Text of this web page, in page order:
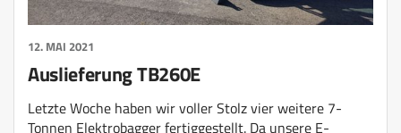
12. MAI 2021
Auslieferung TB260E
Letzte Woche haben wir voller Stolz vier weitere 7-
Tonnen Elektrobagger fertiggestellt. Da unsere E-